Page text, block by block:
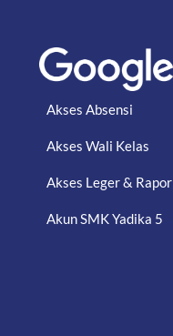
Akses Absensi
Akses Wali Kelas
Akses Leger & Rapor
Akun SMK Yadika 5